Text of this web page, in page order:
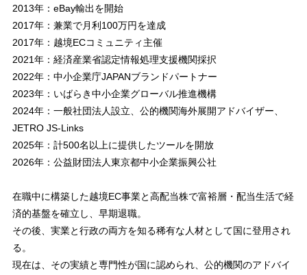
2013年：eBay輸出を開始
2017年：兼業で月利100万円を達成
2017年：越境ECコミュニティ主催
2021年：経済産業省認定情報処理支援機関採択
2022年：中小企業庁JAPANブランドパートナー
2023年：いばらき中小企業グローバル推進機構
2024年：一般社団法人設立、公的機関海外展開アドバイザー、
JETRO JS-Links
2025年：計500名以上に提供したツールを開放
2026年：公益財団法人東京都中小企業振興公社
在職中に構築した越境EC事業と高配当株で富裕層・配当生活で経
済的基盤を確立し、早期退職。
その後、実業と行政の両方を知る稀有な人材として国に登用され
る。
現在は、その実績と専門性が国に認められ、公的機関のアドバイ